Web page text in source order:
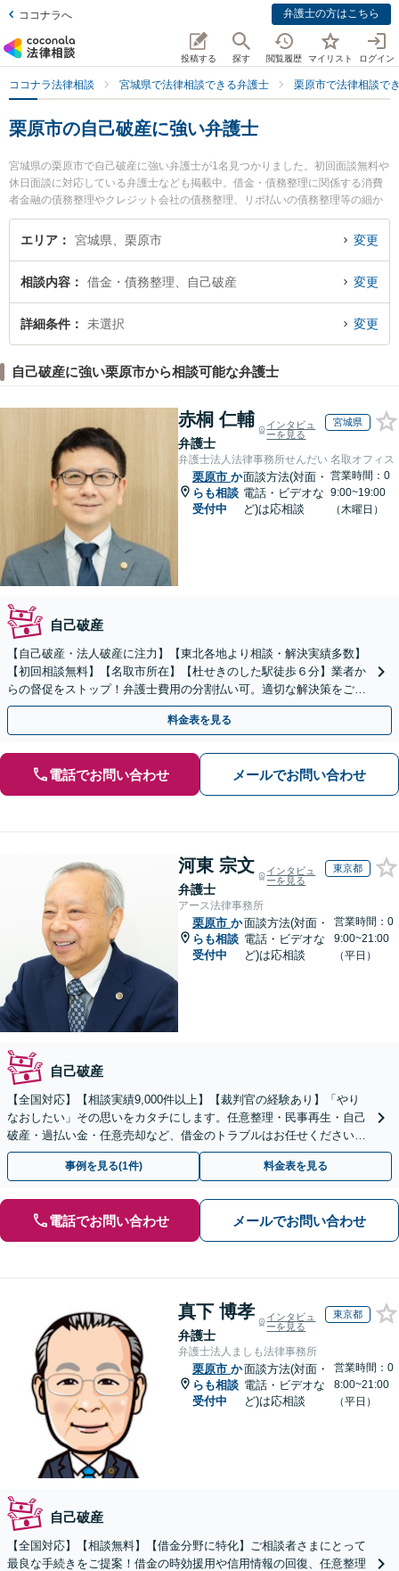
ココナラへ 弁護士の方はこちら
投稿する 探す 閲覧履歴 マイリスト ログイン
ココナラ法律相談 宮城県で法律相談できる弁護士 栗原市で法律相談で
栗原市の自己破産に強い弁護士
宮城県の栗原市で自己破産に強い弁護士が1名見つかりました。初回面談無料や
休日面談に対応している弁護士なども掲載中。借金・債務整理に関係する消費
者金融の債務整理やクレジット会社の債務整理、リボ払いの債務整理等の細か
な分野での絞り込み検索もでき便利です。特に築館法律事務所の庄司 智弥弁護
士のプロフィール情報や弁護士費用、強みなどが注目されています。『栗原市
談無料で自己破産を法律相談できる栗原市内の弁護士に相談予約したい』など
でお困りの相談者さんにおすすめです。
エリア 宮城県、栗原市 変更
相談内容 借金・債務整理、自己破産 変更
詳細条件 未選択 変更
自己破産に強い栗原市から相談可能な弁護士
赤桐 仁輔
弁護士
インタビュ
ーを見る
宮城県
弁護士法人法律事務所せんだい 名取オフィス
栗原市 か
らも相談
受付中
面談方法(対面・
電話・ビデオな
ど)は応相談
営業時間：0
9:00~19:00
（木曜日）
自己破産
【自己破産・法人破産に注力】【東北各地より相談・解決実績多数】
【初回相談無料】【名取市所在】【杜せきのした駅徒歩６分】業者か
らの督促をストップ！弁護士費用の分割払い可。適切な解決策をご提
案します【土曜相談可】【駐車場完備】【完全個室】
料金表を見る
電話でお問い合わせ メールでお問い合わせ
河東 宗文
弁護士
インタビュ
ーを見る
東京都
アース法律事務所
栗原市 か
らも相談
受付中
面談方法(対面・
電話・ビデオな
ど)は応相談
営業時間：0
9:00~21:00
（平日）
自己破産
【全国対応】【相談実績9,000件以上】【裁判官の経験あり】「やり
なおしたい」その思いをカタチにします。任意整理・民事再生・自己
破産・過払い金・任意売却など、借金のトラブルはお任せください。
【初回相談無料】【全国対応可能】
事例を見る(1件) 料金表を見る
電話でお問い合わせ メールでお問い合わせ
真下 博孝
弁護士
インタビュ
ーを見る
東京都
弁護士法人ましも法律事務所
栗原市 か
らも相談
受付中
面談方法(対面・
電話・ビデオな
ど)は応相談
営業時間：0
8:00~21:00
（平日）
自己破産
【全国対応】【相談無料】【借金分野に特化】ご相談者さまにとって
最良な手続きをご提案！借金の時効援用や信用情報の回復、任意整理